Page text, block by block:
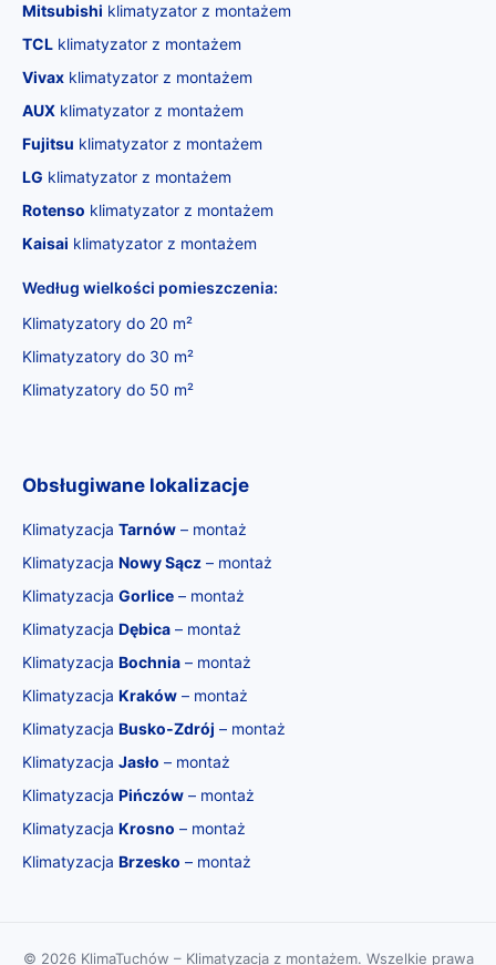
Mitsubishi klimatyzator z montażem
TCL klimatyzator z montażem
Vivax klimatyzator z montażem
AUX klimatyzator z montażem
Fujitsu klimatyzator z montażem
LG klimatyzator z montażem
Rotenso klimatyzator z montażem
Kaisai klimatyzator z montażem
Według wielkości pomieszczenia:
Klimatyzatory do 20 m²
Klimatyzatory do 30 m²
Klimatyzatory do 50 m²
Obsługiwane lokalizacje
Klimatyzacja Tarnów – montaż
Klimatyzacja Nowy Sącz – montaż
Klimatyzacja Gorlice – montaż
Klimatyzacja Dębica – montaż
Klimatyzacja Bochnia – montaż
Klimatyzacja Kraków – montaż
Klimatyzacja Busko‑Zdrój – montaż
Klimatyzacja Jasło – montaż
Klimatyzacja Pińczów – montaż
Klimatyzacja Krosno – montaż
Klimatyzacja Brzesko – montaż
© 2026 KlimaTuchów – Klimatyzacja z montażem. Wszelkie prawa